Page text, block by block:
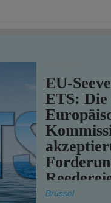
EU-
ETS: Die
teilweise.
Brüssel